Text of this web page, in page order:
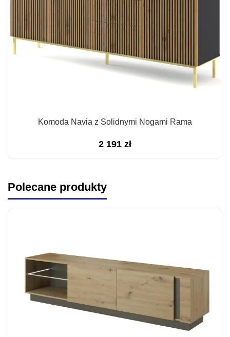
Komoda Navia z Solidnymi Nogami Rama
2 191 zł
Polecane produkty